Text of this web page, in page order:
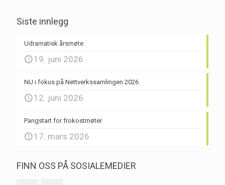
Siste innlegg
Udramatisk årsmøte
19. juni 2026
NU i fokus på Nettverkssamlingen 2026
12. juni 2026
Pangstart for frokostmøter
17. mars 2026
FINN OSS PÅ SOSIALEMEDIER